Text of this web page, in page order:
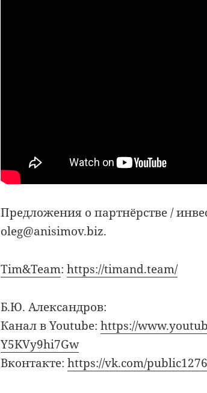
Предложения о партнёрстве /
oleg@anisimov.biz.
Tim&Team:https://timand.team/
Б.Ю. Александров:
Канал в Youtube:https://
Y5KVy9hi7Gw
Вконтакте:https://vk.com/